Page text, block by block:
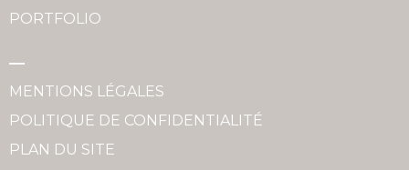
PORTFOLIO
MENTIONS LÉGALES
POLITIQUE DE CONFIDENTIALITÉ
PLAN DU SITE